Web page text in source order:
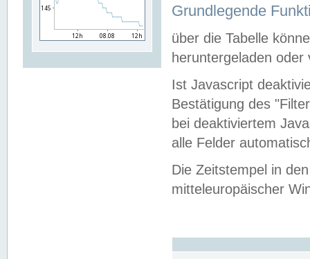
Grundlegende
über die Tabelle
heruntergeladen oder
Ist Javascript
Bestätigung des
bei deaktiviertem
alle Felder
Die Zeitstempel in
mitteleuropäischer